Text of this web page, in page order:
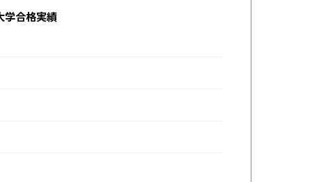
学合格実績